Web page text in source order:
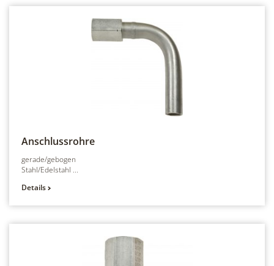
Anschlussrohre
gerade/gebogen
Stahl/Edelstahl ...
Details